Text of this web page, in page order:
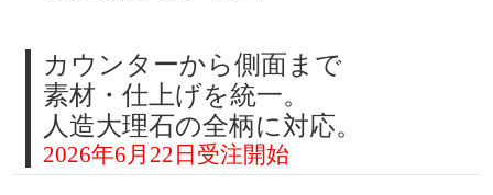
カウンターから側面まで
素材・仕上げを統一。
人造大理石の全柄に対応。
2026年6月22日受注開始